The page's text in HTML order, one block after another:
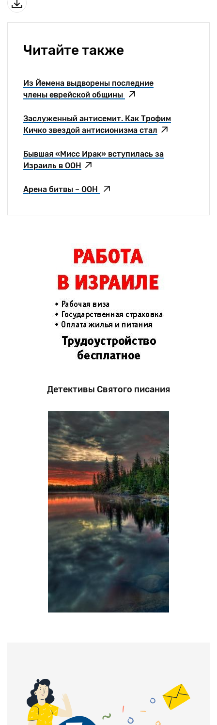
Читайте также
Из Йемена выдворены последние
члены еврейской общины
Заслуженный антисемит. Как Трофим
Кичко звездой антисионизма стал
Бывшая «Мисс Ирак» вступилась за
Израиль в ООН
Арена битвы – ООН
Детективы Святого писания